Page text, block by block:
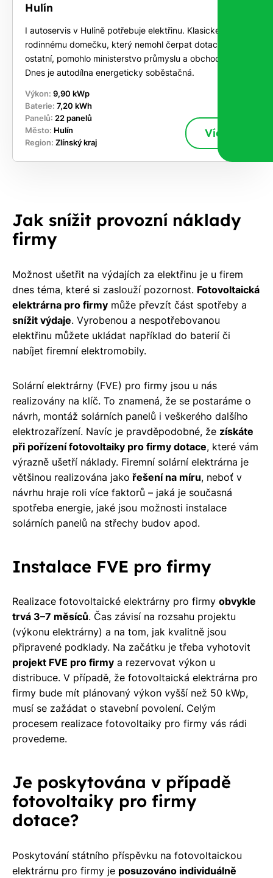
Hulín
I autoservis v Hulíně potřebuje elektřinu. Klasickému
rodinnému domečku, který nemohl čerpat dotaci jako
ostatní, pomohlo ministerstvo průmyslu a obchodu.
Dnes je autodílna energeticky soběstačná.
Výkon: 9,90 kWp
Baterie: 7,20 kWh
Panelů: 22 panelů
Město: Hulín
Region: Zlínský kraj
Více
Jak snížit provozní náklady
firmy
Možnost ušetřit na výdajích za elektřinu je u firem
dnes téma, které si zaslouží pozornost. Fotovoltaická
elektrárna pro firmy může převzít část spotřeby a
snížit výdaje. Vyrobenou a nespotřebovanou
elektřinu můžete ukládat například do baterií či
nabíjet firemní elektromobily.
Solární elektrárny (FVE) pro firmy jsou u nás
realizovány na klíč. To znamená, že se postaráme o
návrh, montáž solárních panelů i veškerého dalšího
elektrozařízení. Navíc je pravděpodobné, že získáte
při pořízení fotovoltaiky pro firmy dotace, které vám
výrazně ušetří náklady. Firemní solární elektrárna je
většinou realizována jako řešení na míru, neboť v
návrhu hraje roli více faktorů – jaká je současná
spotřeba energie, jaké jsou možnosti instalace
solárních panelů na střechy budov apod.
Instalace FVE pro firmy
Realizace fotovoltaické elektrárny pro firmy obvykle
trvá 3–7 měsíců. Čas závisí na rozsahu projektu
(výkonu elektrárny) a na tom, jak kvalitně jsou
připravené podklady. Na začátku je třeba vyhotovit
projekt FVE pro firmy a rezervovat výkon u
distribuce. V případě, že fotovoltaická elektrárna pro
firmy bude mít plánovaný výkon vyšší než 50 kWp,
musí se zažádat o stavební povolení. Celým
procesem realizace fotovoltaiky pro firmy vás rádi
provedeme.
Je poskytována v případě
fotovoltaiky pro firmy
dotace?
Poskytování státního příspěvku na fotovoltaickou
elektrárnu pro firmy je posuzováno individuálně